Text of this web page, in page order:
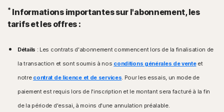
* Informations importantes sur l'abonnement, les
tarifs et les offres :
Détails : Les contrats d'abonnement commencent lors de la finalisation de
la transaction et sont soumis à nos conditions générales de venteet
notre contrat de licence et de services. Pour les essais, un mode de
paiement est requis lors de l'inscription et le montant sera facturé à la fin
de la période d'essai, à moins d'une annulation préalable.